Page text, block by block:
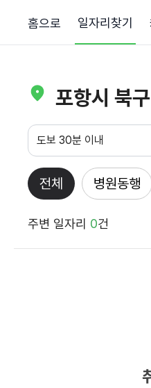
홈으로 일자리찾기
포항시 북
도보 30분 이내
전체 병원동행
주변 일자리 0건